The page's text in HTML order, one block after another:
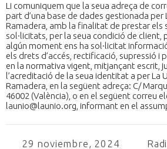
Li comuniquem que la seua adreça de
part d’una base de dades gestionada per
Ramadera, amb la finalitat de prestar els
sol·licitats, per la seua condició de client,
algún moment ens ha sol·licitat
els drets d’accés, rectificació, supressió
en la normativa vigent, mitjançant escrit,
l’acreditació de la seua identitat a per La
Ramadera, en la següent adreça: C/
46002 (València), o en el següent correu
launio@launio.org, informant en el
29 noviembre, 2024